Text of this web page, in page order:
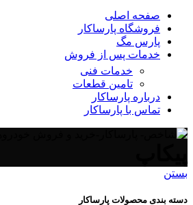
صفحه اصلی
فروشگاه پارساکار
پارس مگ
خدمات پس از فروش
خدمات فنی
تامین قطعات
درباره پارساکار
تماس با پارساکار
بستن
دسته بندی محصولات پارساکار